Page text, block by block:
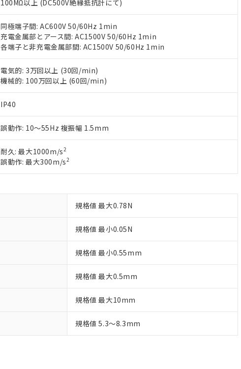
100MΩ以上 (DC500V絶縁抵抗計にて)
同極端子間: AC600V 50/60Hz 1min
充電金属部とアース間: AC1500V 50/60Hz 1min
各端子と非充電金属部間: AC1500V 50/60Hz 1min
電気的: 3万回以上 (30回/min)
機械的: 100万回以上 (60回/min)
IP40
誤動作: 10～55Hz 複振幅 1.5mm
耐久: 最大1000m/s2
誤動作: 最大300m/s2
規格値 最大0.78N
規格値 最小0.05N
規格値 最小0.55mm
規格値 最大0.5mm
規格値 最大10mm
規格値 5.3～8.3mm
い。
正式な納期状況および標準価格はお客様のお取引先、またはお
当社販売員にご相談ください。
オムロン制御機器販売店や当社販売拠点は「
在庫状況および標準価格結果を当社の事前の承諾なく第三者に
す。
マイパーツ機能（部品リスト作成サービス）をご利用いただ
ている必要があります。
お客様が当ウェブサイト上で当社にご登録された部品リストに
いる法人を指します。
※2 対応予定月
部品在庫の切り替え状況などにより、予定月が前後することがありま
※3 非含有証明書ダウンロード
EU RoHS指令（10物質）の非含有証明書
51物質の非含有証明書（当社基準）
※本証明書は発行日時点で非含有を証明するもので、過去に遡って
また、RoHS指令のフタル酸エステル類４物質の対応では、対応完
混在することから備考欄に対応日を記載しておりました。
り割愛しております。
DBP(フタル酸ジブチル) : 1000ppm、 DIBP(フタル酸ジイソブチル) : 1000ppm、 BBP(
DEHP(フタル酸ビス(2-エチルヘキシル)) : 1000ppm
※2 環境保護使用期限
「ｅ」：有害物質（10物質）のすべてが基準値以下であることを示し
「10」：通常の使用状況下において有害物質が外部に漏えいし、環
味します。
「－」：未確認です。当社販売部門へお問い合わせください。
当社は貴社製品を、核兵器、ミサイル、化学兵器、生物兵器
当社は、貴社製品を第三者に販売する場合は、上記1、2およ
また当社は、販売先および販売に係わる関係者が違法に輸出す
たしません。
○ 一定数以上の在庫あり
△ 一定数には満たないが在庫あり
－
在庫なし(最新の在庫状況については、お客様のお取引先
空
受注生産機種、また在庫状況の情報を公開していない機種